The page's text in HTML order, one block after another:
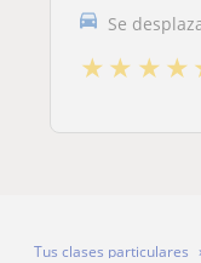
Se
★★ ★★
Tus clases particulares